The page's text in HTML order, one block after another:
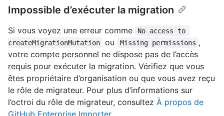
Impossible d’exécuter la migration
Si vous voyez une erreur comme
No access to
createMigrationMutation
ou Missing permissions ,
votre compte personnel ne dispose pas de l’accès
requis pour exécuter la migration. Vérifiez que vous
êtes propriétaire d’organisation ou que vous avez reçu
le rôle de migrateur. Pour plus d’informations sur
l’octroi du rôle de migrateur, consultez À propos de
GitHub Enterprise Importer.